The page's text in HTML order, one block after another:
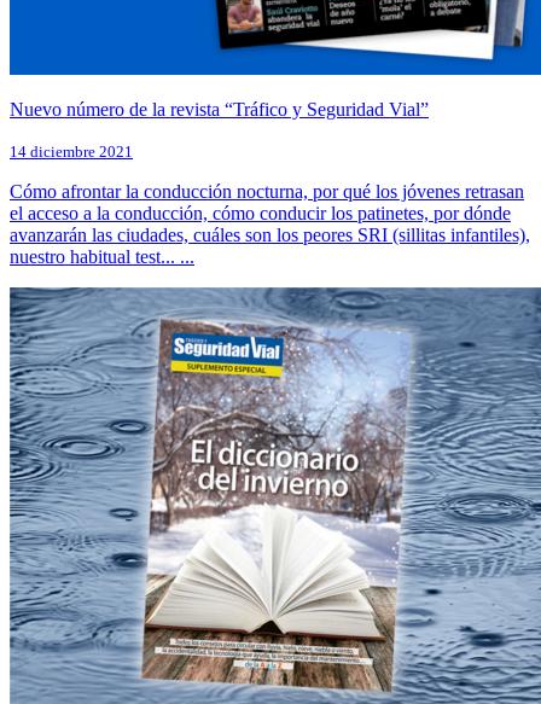
Nuevo número de la revista “Tráfico y Seguridad Vial”
14 diciembre 2021
Cómo afrontar la conducción nocturna, por qué los jóvenes retrasan
el acceso a la conducción, cómo conducir los patinetes, por dónde
avanzarán las ciudades, cuáles son los peores SRI (sillitas infantiles),
nuestro habitual test... ...